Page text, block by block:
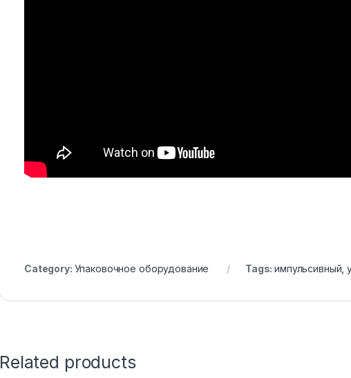
Category: Упаковочное оборудование Tags:импульсивный ,
Related products